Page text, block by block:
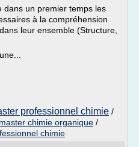
dans un premier temps les
à la compréhension
leur ensemble (Structure,
professionnel chimie /
master chimie organique /
chimie